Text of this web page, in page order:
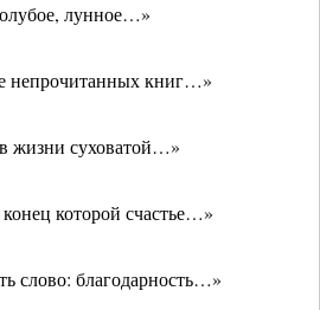
лунное…»
непрочитанных книг…»
жизни суховатой…»
которой счастье…»
слово: благодарность…»